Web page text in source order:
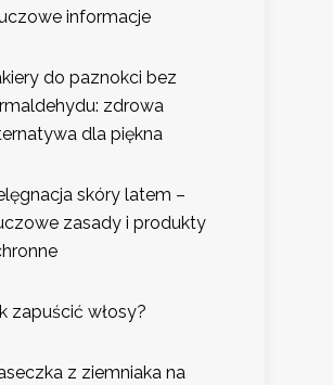
informacje
do paznokci bez
zdrowa
dla piękna
skóry latem –
zasady i produkty
zapuścić włosy?
z ziemniaka na